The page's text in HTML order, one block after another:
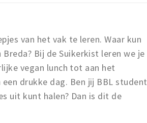
van het vak te leren. Waar kun
Bij de Suikerkist leren we je
vegan lunch tot aan het
drukke dag. Ben jij BBL student
uit kunt halen? Dan is dit de